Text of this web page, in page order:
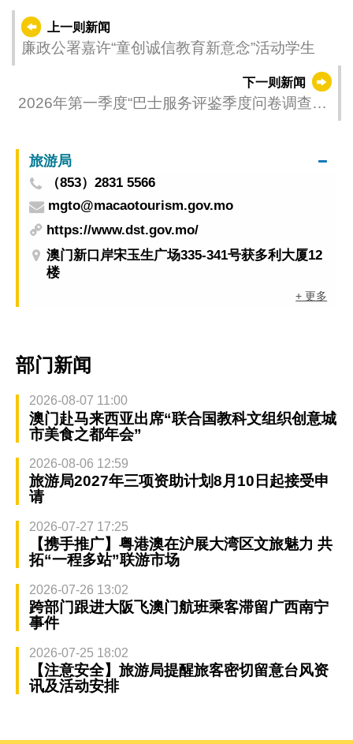
上一则新闻
廉政公署嘉许“童创诚信教育新意念”活动学生
下一则新闻
2026年第一季度“巴士服务评鉴季度问卷调查＂
旅游局
（853）2831 5566
mgto@macaotourism.gov.mo
https://www.dst.gov.mo/
澳门新口岸宋玉生广场335-341号获多利大厦12
楼
+ 更多
部门新闻
2026-08-07 11:00
澳门赴马来西亚出席“联合国教科文组织创意城
市美食之都年会”
2026-08-06 12:59
旅游局2027年三项资助计划8月10日起接受申
请
2026-07-27 17:25
【携手推广】粤港澳在沪展大湾区文旅魅力 共
拓“一程多站”联游市场
2026-07-26 13:02
跨部门跟进大阪飞澳门航班乘客滞留广西南宁
事件
2026-07-25 18:02
【注意安全】旅游局提醒旅客密切留意台风资
讯及活动安排